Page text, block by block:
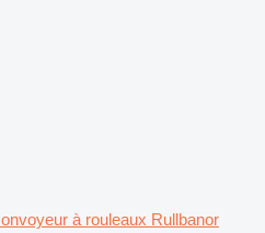
à rouleaux Rullbanor